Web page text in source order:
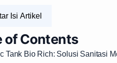
Isi Artikel
of Contents
Tank Bio Rich: Solusi Sanitasi